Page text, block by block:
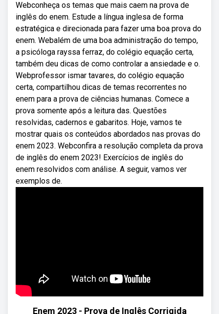
Webconheça os temas que mais caem na prova de
inglês do enem. Estude a língua inglesa de forma
estratégica e direcionada para fazer uma boa prova do
enem. Webalém de uma boa administração do tempo,
a psicóloga rayssa ferraz, do colégio equação certa,
também deu dicas de como controlar a ansiedade e o.
Webprofessor ismar tavares, do colégio equação
certa, compartilhou dicas de temas recorrentes no
enem para a prova de ciências humanas. Comece a
prova somente após a leitura das. Questões
resolvidas, cadernos e gabaritos. Hoje, vamos te
mostrar quais os conteúdos abordados nas provas do
enem 2023. Webconfira a resolução completa da prova
de inglês do enem 2023! Exercícios de inglês do
enem resolvidos com análise. A seguir, vamos ver
exemplos de.
Enem 2023 - Prova de Inglês Corrigida